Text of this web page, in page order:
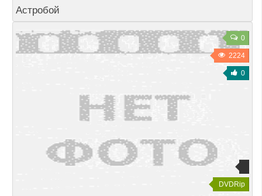
Астробой
0
2224
0
DVDRip